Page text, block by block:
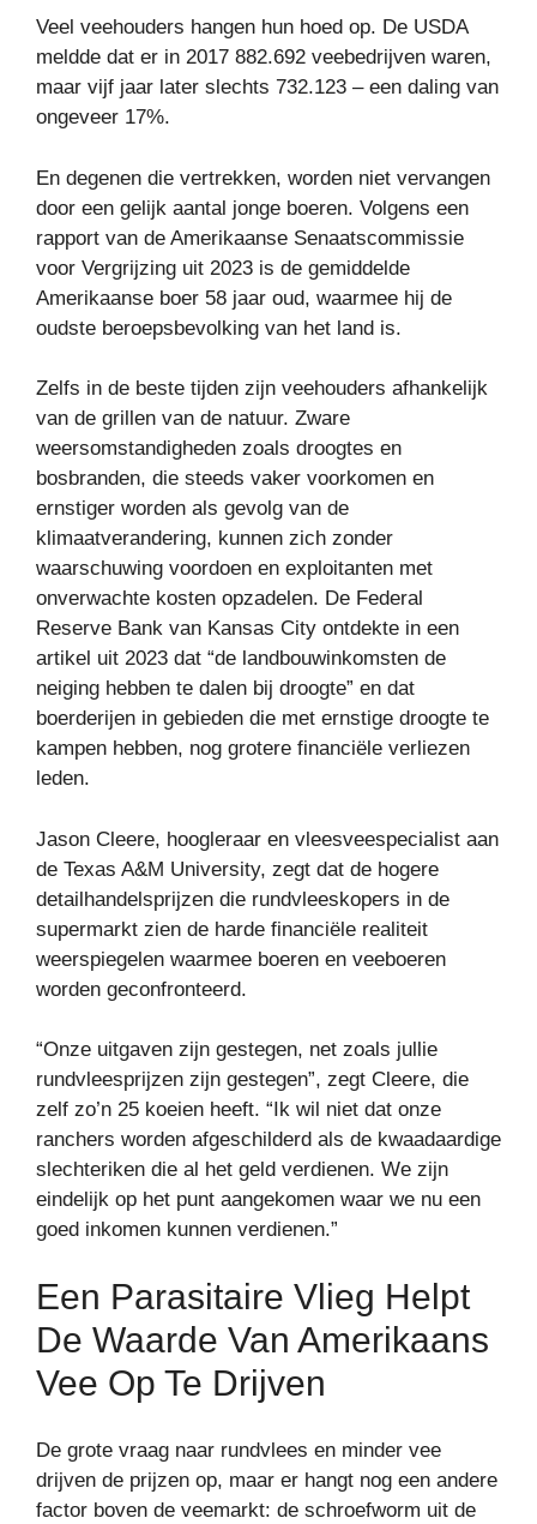
Veel veehouders hangen hun hoed op. De USDA
meldde dat er in 2017 882.692 veebedrijven waren,
maar vijf jaar later slechts 732.123 – een daling van
ongeveer 17%.
En degenen die vertrekken, worden niet vervangen
door een gelijk aantal jonge boeren. Volgens een
rapport van de Amerikaanse Senaatscommissie
voor Vergrijzing uit 2023 is de gemiddelde
Amerikaanse boer 58 jaar oud, waarmee hij de
oudste beroepsbevolking van het land is.
Zelfs in de beste tijden zijn veehouders afhankelijk
van de grillen van de natuur. Zware
weersomstandigheden zoals droogtes en
bosbranden, die steeds vaker voorkomen en
ernstiger worden als gevolg van de
klimaatverandering, kunnen zich zonder
waarschuwing voordoen en exploitanten met
onverwachte kosten opzadelen. De Federal
Reserve Bank van Kansas City ontdekte in een
artikel uit 2023 dat “de landbouwinkomsten de
neiging hebben te dalen bij droogte” en dat
boerderijen in gebieden die met ernstige droogte te
kampen hebben, nog grotere financiële verliezen
leden.
Jason Cleere, hoogleraar en vleesveespecialist aan
de Texas A&M University, zegt dat de hogere
detailhandelsprijzen die rundvleeskopers in de
supermarkt zien de harde financiële realiteit
weerspiegelen waarmee boeren en veeboeren
worden geconfronteerd.
“Onze uitgaven zijn gestegen, net zoals jullie
rundvleesprijzen zijn gestegen”, zegt Cleere, die
zelf zo’n 25 koeien heeft. “Ik wil niet dat onze
ranchers worden afgeschilderd als de kwaadaardige
slechteriken die al het geld verdienen. We zijn
eindelijk op het punt aangekomen waar we nu een
goed inkomen kunnen verdienen.”
Een Parasitaire Vlieg Helpt
De Waarde Van Amerikaans
Vee Op Te Drijven
De grote vraag naar rundvlees en minder vee
drijven de prijzen op, maar er hangt nog een andere
factor boven de veemarkt: de schroefworm uit de